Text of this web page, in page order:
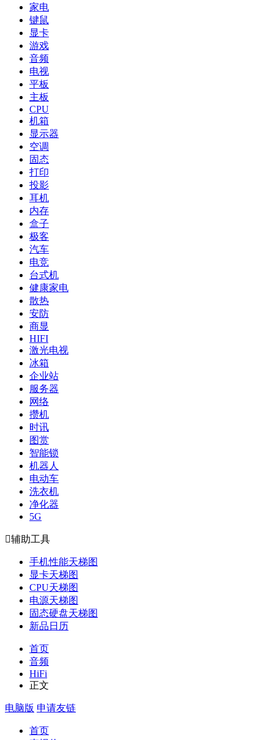
家电
键鼠
显卡
游戏
音频
电视
平板
主板
CPU
机箱
显示器
空调
固态
打印
投影
耳机
内存
盒子
极客
汽车
电竞
台式机
健康家电
散热
安防
商显
HIFI
激光电视
冰箱
企业站
服务器
网络
攒机
时讯
图赏
智能锁
机器人
电动车
洗衣机
净化器
5G
辅助工具
手机性能天梯图
显卡天梯图
CPU天梯图
电源天梯图
固态硬盘天梯图
新品日历
首页
音频
HiFi
正文
电脑版 申请友链
首页